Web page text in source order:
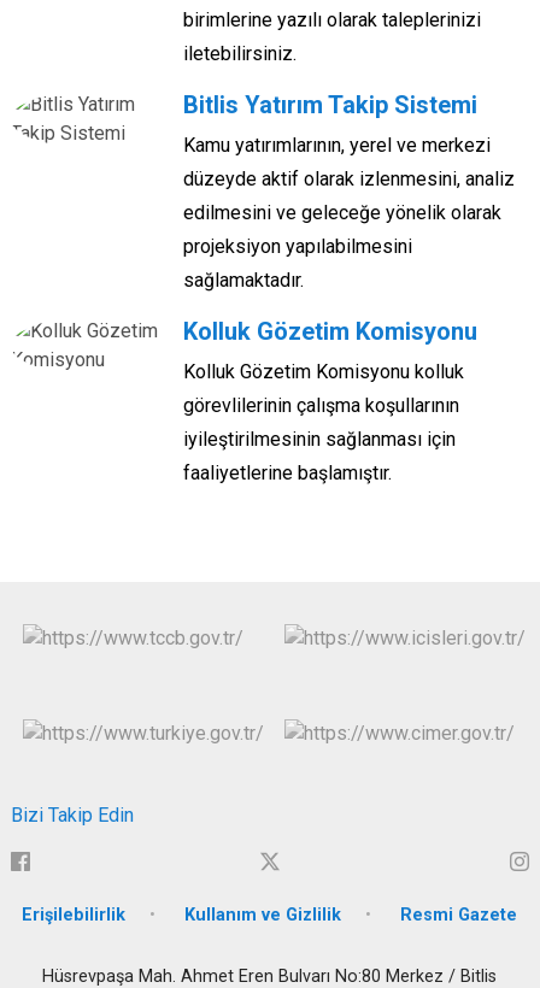
birimlerine yazılı olarak taleplerinizi
iletebilirsiniz.
Bitlis Yatırım Takip Sistemi
Kamu yatırımlarının, yerel ve merkezi
düzeyde aktif olarak izlenmesini, analiz
edilmesini ve geleceğe yönelik olarak
projeksiyon yapılabilmesini
sağlamaktadır.
Kolluk Gözetim Komisyonu
Kolluk Gözetim Komisyonu kolluk
görevlilerinin çalışma koşullarının
iyileştirilmesinin sağlanması için
faaliyetlerine başlamıştır.
Bizi Takip Edin
Erişilebilirlik Kullanım ve Gizlilik Resmi Gazete
Hüsrevpaşa Mah. Ahmet Eren Bulvarı No:80 Merkez / Bitlis